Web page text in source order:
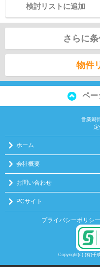
検討リストに追加
さらに
物件
ペー
営業時
ホーム
会社概要
お問い合わせ
PCサイト
プライバシーポリシー
Copyright(c) (有)千